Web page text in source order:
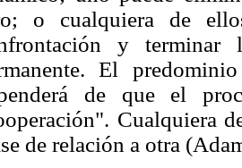
o cualquiera de
y terminar
El
de que el
Cualquiera
de relación a otra